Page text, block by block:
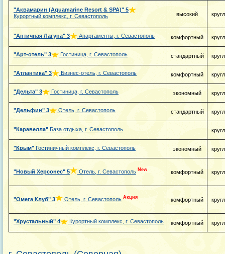
"Аквамарин (Aquamarine Resort & SPA)" 5
Курортный комплекс, г. Севастополь
высокий
"Античная Лагуна" 3 Апартаменты, г. Севастополь комфортный
"Арт-отель" 3 Гостиница, г. Севастополь стандартный
"Атлантика" 3 Бизнес-отель, г. Севастополь комфортный
"Дельта" 3 Гостиница, г. Севастополь экономный
"Дельфин" 3 Отель, г. Севастополь стандартный
"Каравелла" База отдыха, г. Севастополь
"Крым" Гостиничный комплекс, г. Севастополь экономный
"Новый Херсонес" 5 Отель, г. Севастополь New комфортный
"Омега Клуб" 3 Отель, г. Севастополь Акция комфортный
"Хрустальный" 4 Курортный комплекс, г. Севастополь комфортный